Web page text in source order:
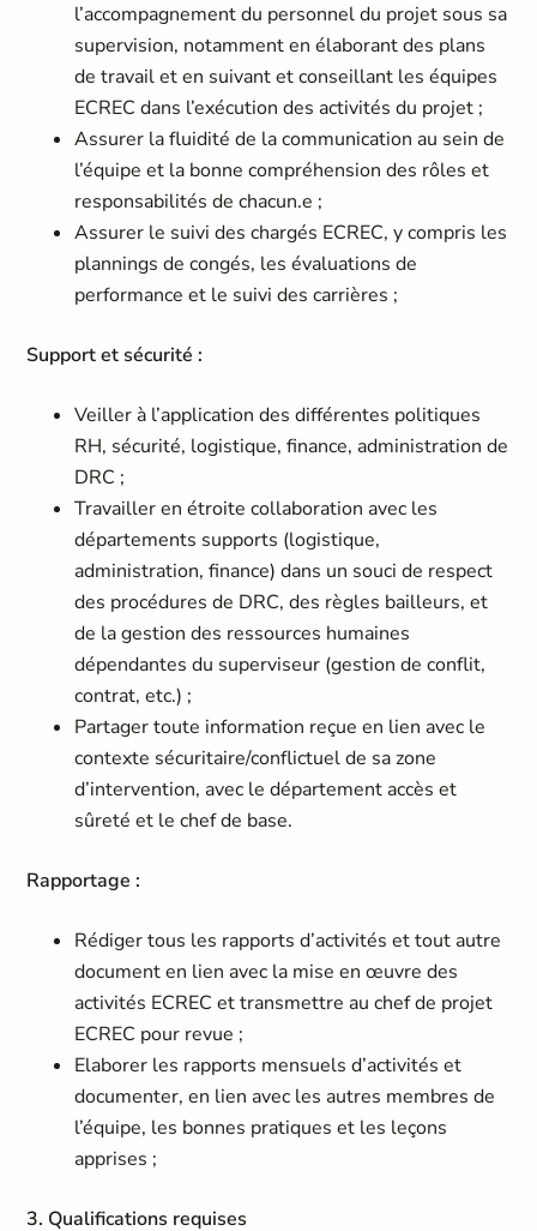
l’accompagnement du personnel du projet sous sa
supervision, notamment en élaborant des plans
de travail et en suivant et conseillant les équipes
ECREC dans l’exécution des activités du projet ;
Assurer la fluidité de la communication au sein de
l’équipe et la bonne compréhension des rôles et
responsabilités de chacun.e ;
Assurer le suivi des chargés ECREC, y compris les
plannings de congés, les évaluations de
performance et le suivi des carrières ;
Support et sécurité :
Veiller à l’application des différentes politiques
RH, sécurité, logistique, finance, administration de
DRC ;
Travailler en étroite collaboration avec les
départements supports (logistique,
administration, finance) dans un souci de respect
des procédures de DRC, des règles bailleurs, et
de la gestion des ressources humaines
dépendantes du superviseur (gestion de conflit,
contrat, etc.) ;
Partager toute information reçue en lien avec le
contexte sécuritaire/conflictuel de sa zone
d’intervention, avec le département accès et
sûreté et le chef de base.
Rapportage :
Rédiger tous les rapports d’activités et tout autre
document en lien avec la mise en œuvre des
activités ECREC et transmettre au chef de projet
ECREC pour revue ;
Elaborer les rapports mensuels d’activités et
documenter, en lien avec les autres membres de
l’équipe, les bonnes pratiques et les leçons
apprises ;
3. Qualifications requises